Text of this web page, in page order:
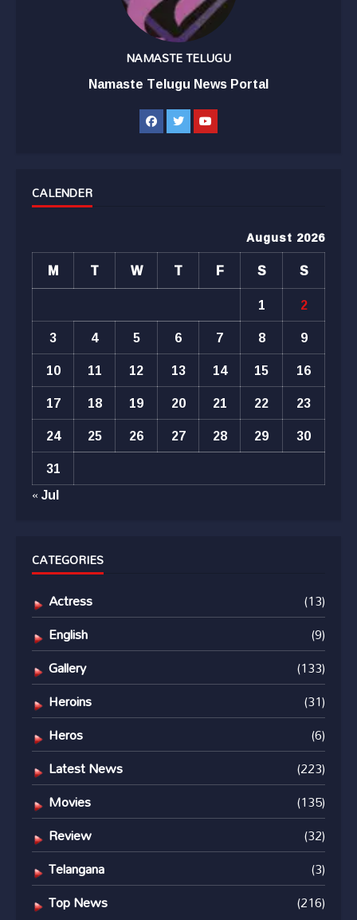
NAMASTE TELUGU
Namaste Telugu News Portal
CALENDER
August 2026
M T W T F S
S
1
2
3
4 5 6 7 8
9
10
11 12 13 14 15
16
17
18 19 20 21 22
23
24
25 26 27 28 29
30
31
« Jul
CATEGORIES
Actress
(13)
English
(9)
Gallery
(133)
Heroins
(31)
Heros
(6)
Latest News
(223)
Movies
(135)
Review
(32)
Telangana
(3)
Top News
(216)